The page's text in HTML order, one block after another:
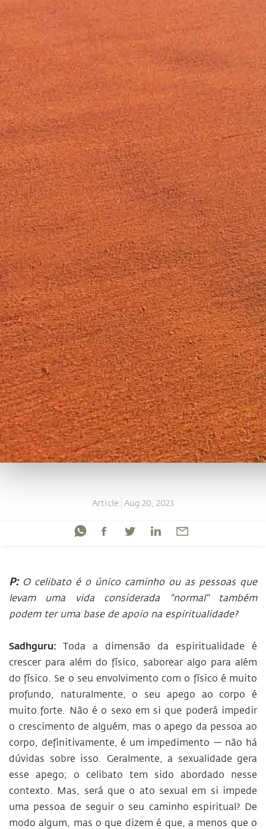
Article Aug 20, 2023
P: O celibato é o único caminho ou as pessoas que
levam uma vida considerada "normal" também
podem ter uma base de apoio na espiritualidade?
Sadhguru: Toda a dimensão da espiritualidade é
crescer para além do físico, saborear algo para além
do físico. Se o seu envolvimento com o físico é muito
profundo, naturalmente, o seu apego ao corpo é
muito forte. Não é o sexo em si que poderá impedir
o crescimento de alguém, mas o apego da pessoa ao
corpo, definitivamente, é um impedimento — não há
dúvidas sobre isso. Geralmente, a sexualidade gera
esse apego; o celibato tem sido abordado nesse
contexto. Mas, será que o ato sexual em si impede
uma pessoa de seguir o seu caminho espiritual? De
modo algum, mas o que dizem é que, a menos que o